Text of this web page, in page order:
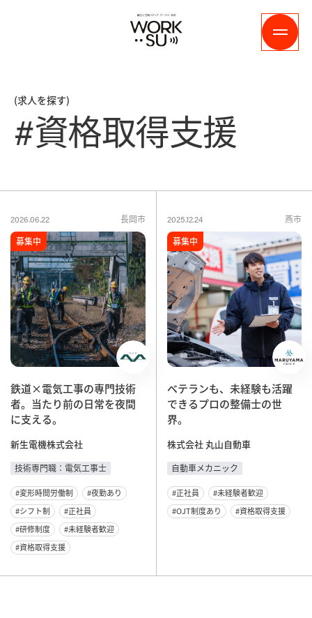
(求人を探す)
#資格取得支援
2026.06.22
長岡市
募集中
鉄道×電気⼯事の専⾨技術
者。 当たり前の⽇常を夜間
に⽀える。
新生電機株式会社
技術専門職：電気工事士
#変形時間労働制
#夜勤あり
#シフト制
#正社員
#研修制度
#未経験者歓迎
#資格取得支援
2025.12.24
燕市
募集中
ベテランも、未経験も活躍
できるプロの整備士の世
界。
株式会社 丸山自動車
自動車メカニック
#正社員
#未経験者歓迎
#OJT制度あり
#資格取得支援